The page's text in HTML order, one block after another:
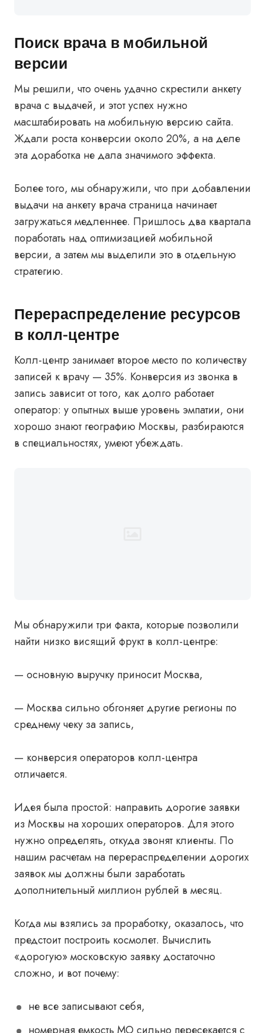
Поиск врача в мобильной
версии
Мы решили, что очень удачно скрестили анкету
врача с выдачей, и этот успех нужно
масштабировать на мобильную версию сайта.
Ждали роста конверсии около 20%, а на деле
эта доработка не дала значимого эффекта.
Более того, мы обнаружили, что при добавлении
выдачи на анкету врача страница начинает
загружаться медленнее. Пришлось два квартала
поработать над оптимизацией мобильной
версии, а затем мы выделили это в отдельную
стратегию.
Перераспределение ресурсов
в колл-центре
Колл-центр занимает второе место по количеству
записей к врачу — 35%. Конверсия из звонка в
запись зависит от того, как долго работает
оператор: у опытных выше уровень эмпатии, они
хорошо знают географию Москвы, разбираются
в специальностях, умеют убеждать.
Мы обнаружили три факта, которые позволили
найти низко висящий фрукт в колл-центре:
— основную выручку приносит Москва,
— Москва сильно обгоняет другие регионы по
среднему чеку за запись,
— конверсия операторов колл-центра
отличается.
Идея была простой: направить дорогие заявки
из Москвы на хороших операторов. Для этого
нужно определять, откуда звонят клиенты. По
нашим расчетам на перераспределении дорогих
заявок мы должны были заработать
дополнительный миллион рублей в месяц.
Когда мы взялись за проработку, оказалось, что
предстоит построить космолет. Вычислить
«дорогую» московскую заявку достаточно
сложно, и вот почему:
не все записывают себя,